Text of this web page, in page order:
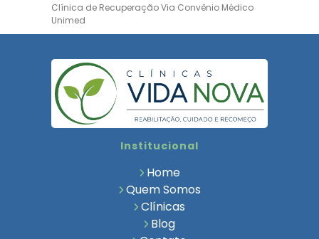
Clínica de Recuperação Via Convênio Médico
Unimed
Clínica de Recuperação Convênio Bradesco
Bradesco Saúde
Hospital Psiquiátrico para Dependentes
Químicos Unimed
Internação Unimed para Dependentes
Químicos
Bradesco Saúde
Clinica de Recuperação de Dependentes
Tratamento para Dependência Química e
Institucional
Home
Quem Somos
Clínicas
Blog